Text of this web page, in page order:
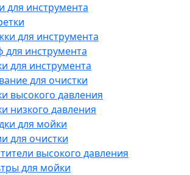
для инструмента
для инструмента
инструмента
для инструмента
для очистки
высокого давления
низкого давления
для мойки
для очистки
высокого давления
для мойки